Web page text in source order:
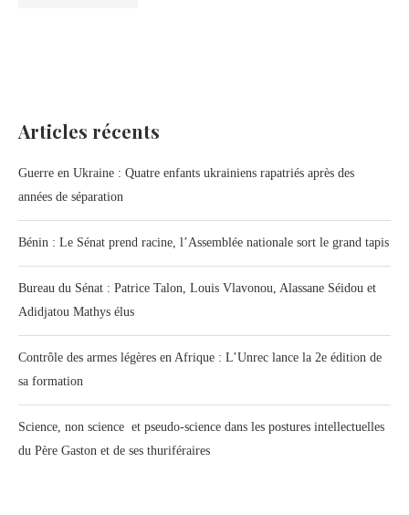
Articles récents
Guerre en Ukraine : Quatre enfants ukrainiens rapatriés après des
années de séparation
Bénin : Le Sénat prend racine, l’Assemblée nationale sort le grand tapis
Bureau du Sénat : Patrice Talon, Louis Vlavonou, Alassane Séidou et
Adidjatou Mathys élus
Contrôle des armes légères en Afrique : L’Unrec lance la 2e édition de
sa formation
Science, non science et pseudo-science dans les postures intellectuelles
du Père Gaston et de ses thuriféraires